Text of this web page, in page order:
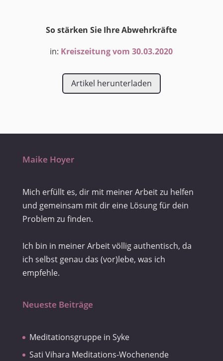
So stärken Sie Ihre Abwehrkräfte
in: Kreiszeitung vom 30.03.2020
Artikel herunterladen
Maike Hoyer
Mich erfüllt es, dir mit meiner Arbeit zu helfen
und gemeinsam mit dir eine Lösung für dein
Problem zu finden.
Ich bin in meiner Arbeit völlig authentisch, da
ich selbst genau das (vor)lebe, was ich
empfehle.
Neueste Beiträge
Meditationsgruppe in Syke
Sati Vihara Meditations-Wochenende